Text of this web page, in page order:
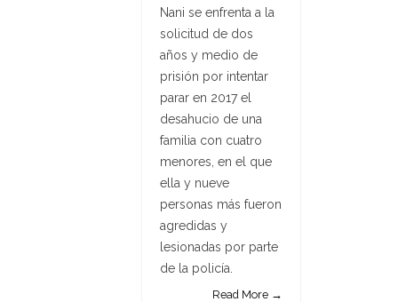
Nani se enfrenta a la
solicitud de dos
años y medio de
prisión por intentar
parar en 2017 el
desahucio de una
familia con cuatro
menores, en el que
ella y nueve
personas más fueron
agredidas y
lesionadas por parte
de la policía.
Read More →